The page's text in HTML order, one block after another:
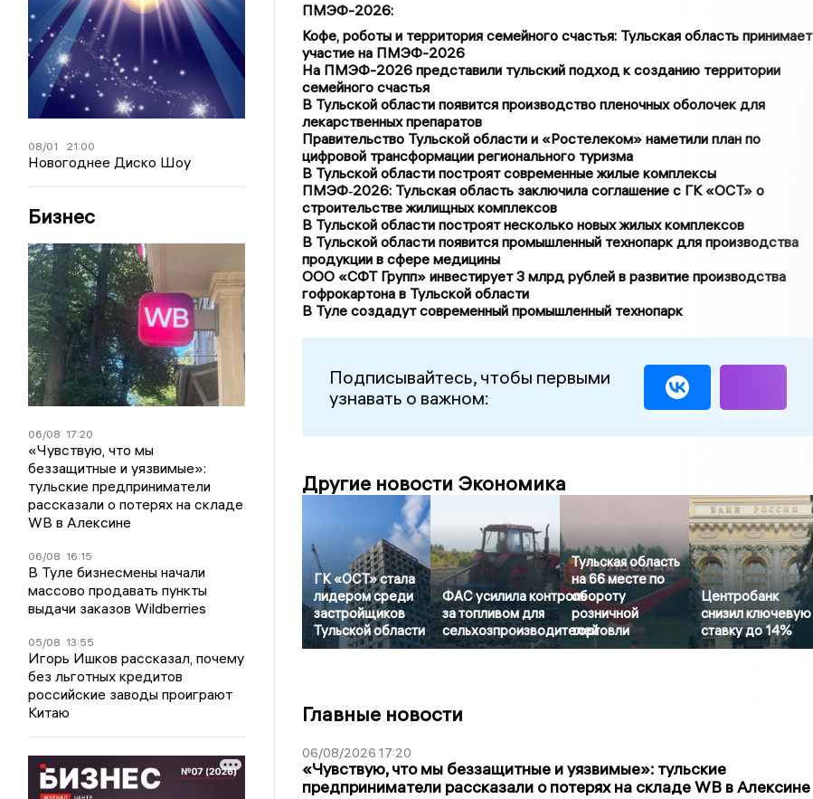
08/01 21:00
Новогоднее Диско Шоу
Бизнес
06/08 17:20
«Чувствую, что мы
беззащитные и уязвимые»:
тульские предприниматели
рассказали о потерях на складе
WB в Алексине
06/08 16:15
В Туле бизнесмены начали
массово продавать пункты
выдачи заказов Wildberries
05/08 13:55
Игорь Ишков рассказал, почему
без льготных кредитов
российские заводы проиграют
Китаю
ПМЭФ-2026:
Кофе, роботы и территория семейного счастья: Тульская область принимает
участие на ПМЭФ-2026
На ПМЭФ-2026 представили тульский подход к созданию территории
семейного счастья
В Тульской области появится производство пленочных оболочек для
лекарственных препаратов
Правительство Тульской области и «Ростелеком» наметили план по
цифровой трансформации регионального туризма
В Тульской области построят современные жилые комплексы
ПМЭФ‑2026: Тульская область заключила соглашение с ГК «ОСТ» о
строительстве жилищных комплексов
В Тульской области построят несколько новых жилых комплексов
В Тульской области появится промышленный технопарк для производства
продукции в сфере медицины
ООО «СФТ Групп» инвестирует 3 млрд рублей в развитие производства
гофрокартона в Тульской области
В Туле создадут современный промышленный технопарк
Подписывайтесь, чтобы первыми
узнавать о важном:
Другие новости Экономика
ГК «ОСТ» стала
лидером среди
застройщиков
Тульской области
ФАС усилила контроль
за топливом для
сельхозпроизводителей
Тульская область
на 66 месте по
обороту
розничной
торговли
Центробанк
снизил ключевую
ставку до 14%
Главные новости
06/08/2026 17:20
«Чувствую, что мы беззащитные и уязвимые»: тульские
предприниматели рассказали о потерях на складе WB в Алексине